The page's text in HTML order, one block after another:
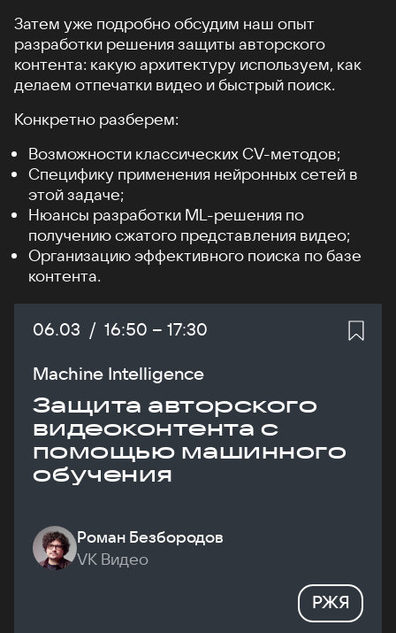
Затем уже подробно обсудим наш опыт
разработки решения защиты авторского
контента: какую архитектуру используем, как
делаем отпечатки видео и быстрый поиск.
Конкретно разберем:
Возможности классических CV-методов;
Специфику применения нейронных сетей в
этой задаче;
Нюансы разработки ML-решения по
получению сжатого представления видео;
Организацию эффективного поиска по базе
контента.
Дата:
06.03 / Начало:
16:50 – Конец:
17:30
Machine Intelligence
Защита авторского
видеоконтента с
помощью машинного
обучения
Роман Безбородов
VK Видео
РЖЯ